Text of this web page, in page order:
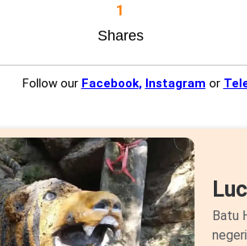
Shares
1
Follow our Facebook, Instagram or
Batu